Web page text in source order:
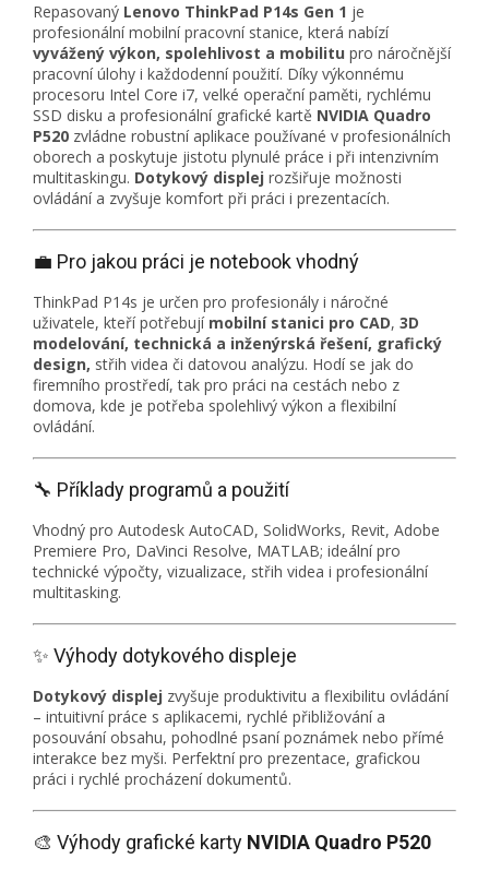
Repasovaný Lenovo ThinkPad P14s Gen 1 je
profesionální mobilní pracovní stanice, která nabízí
vyvážený výkon, spolehlivost a mobilitu pro náročnější
pracovní úlohy i každodenní použití. Díky výkonnému
procesoru Intel Core i7, velké operační paměti, rychlému
SSD disku a profesionální grafické kartě NVIDIA Quadro
P520 zvládne robustní aplikace používané v profesionálních
oborech a poskytuje jistotu plynulé práce i při intenzivním
multitaskingu. Dotykový displej rozšiřuje možnosti
ovládání a zvyšuje komfort při práci i prezentacích.
💼 Pro jakou práci je notebook vhodný
ThinkPad P14s je určen pro profesionály i náročné
uživatele, kteří potřebují mobilní stanici pro CAD, 3D
modelování, technická a inženýrská řešení, grafický
design, střih videa či datovou analýzu. Hodí se jak do
firemního prostředí, tak pro práci na cestách nebo z
domova, kde je potřeba spolehlivý výkon a flexibilní
ovládání.
🔧 Příklady programů a použití
Vhodný pro Autodesk AutoCAD, SolidWorks, Revit, Adobe
Premiere Pro, DaVinci Resolve, MATLAB; ideální pro
technické výpočty, vizualizace, střih videa i profesionální
multitasking.
✨ Výhody dotykového displeje
Dotykový displej zvyšuje produktivitu a flexibilitu ovládání
– intuitivní práce s aplikacemi, rychlé přibližování a
posouvání obsahu, pohodlné psaní poznámek nebo přímé
interakce bez myši. Perfektní pro prezentace, grafickou
práci i rychlé procházení dokumentů.
🎨 Výhody grafické karty NVIDIA Quadro P520